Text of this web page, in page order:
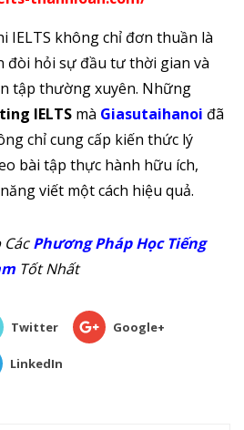
IELTS không chỉ đơn thuần là
đòi hỏi sự đầu tư thời gian và
tập thường xuyên. Những
IELTS mà Giasutaihanoi đã
chỉ cung cấp kiến thức lý
bài tập thực hành hữu ích,
viết một cách hiệu quả.
Phương Pháp Học Tiếng
Tốt Nhất
Twitter Google+
LinkedIn